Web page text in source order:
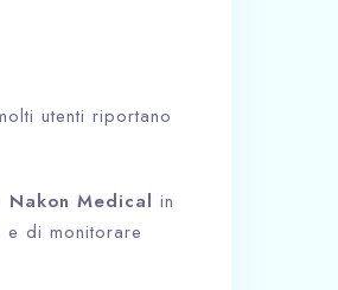
utenti riportano
Nakon Medical in
di monitorare